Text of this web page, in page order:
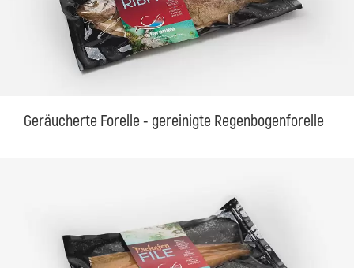
Geräucherte Forelle - gereinigte Regenbogenforelle